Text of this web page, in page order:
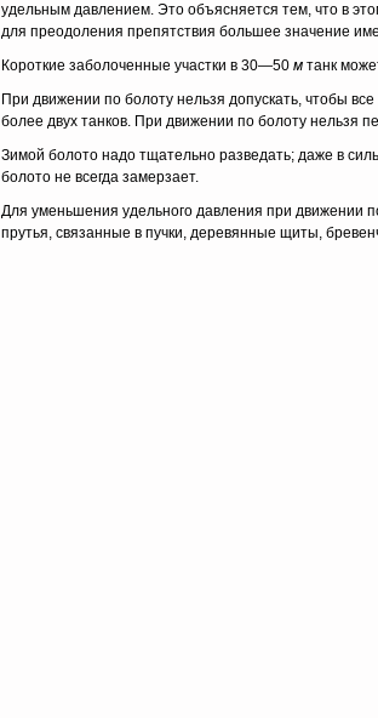
удельным давлением. Это объясняется тем, что в
для преодоления препят­ствия большее значение
Короткие заболоченные участки в 30—50 м танк
При движении по болоту нельзя допускать, чтобы
более двух танков. При движении по болоту нельзя
Зимой болото надо тщательно разведать; даже в
болото не всегда замерзает.
Для уменьшения удельного давления при движении
прутья, связанные в пучки, дере­вянные щиты,